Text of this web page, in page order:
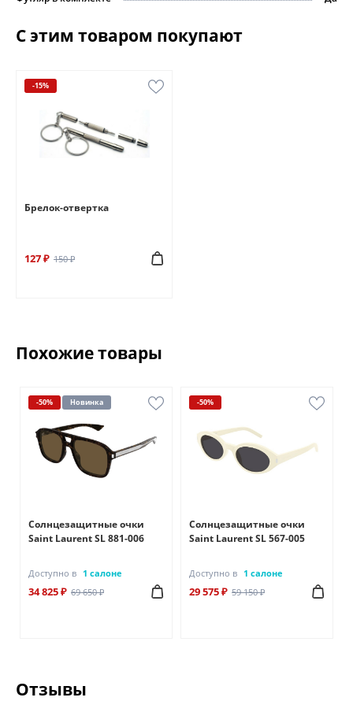
С этим товаром покупают
-15%
Брелок-отвертка
127 ₽ 150 ₽
Похожие товары
-50% Новинка
Солнцезащитные очки
Saint Laurent SL 881-006
Доступно в 1 салоне
34 825 ₽ 69 650 ₽
-50%
Солнцезащитные очки
Saint Laurent SL 567-005
Доступно в 1 салоне
29 575 ₽ 59 150 ₽
Отзывы